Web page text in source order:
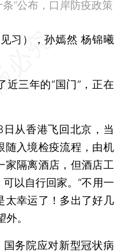
条”公布，口岸防疫政策
习），孙嫣然 杨锦曦
三年的“国门”，正在
从香港飞回北京，当
随入境检疫流程，由机
家隔离酒店，但酒店工
以自行回家。“不用一
太幸运了！多出了好几
。
务院应对新型冠状病